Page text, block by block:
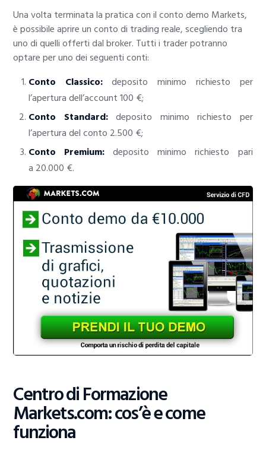
Una volta terminata la pratica con il conto demo Markets,
è possibile aprire un conto di trading reale, scegliendo tra
uno di quelli offerti dal broker. Tutti i trader potranno
optare per uno dei seguenti conti:
Conto Classico:deposito minimo richiesto per
l’apertura dell’account 100 €;
Conto Standard:deposito minimo richiesto per
l’apertura del conto 2.500 €;
Conto Premium: deposito minimo richiesto pari
a 20.000 €.
Centro di Formazione
Markets.com: cos’è e come
funziona